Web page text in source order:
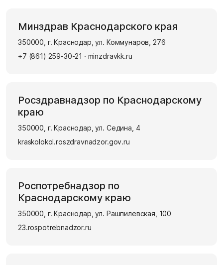
Минздрав Краснодарского края
350000, г. Краснодар, ул. Коммунаров, 276
+7 (861) 259-30-21 · minzdravkk.ru
Росздравнадзор по Краснодарскому
краю
350000, г. Краснодар, ул. Седина, 4
kraskolokol.roszdravnadzor.gov.ru
Роспотребнадзор по
Краснодарскому краю
350000, г. Краснодар, ул. Рашпилевская, 100
23.rospotrebnadzor.ru